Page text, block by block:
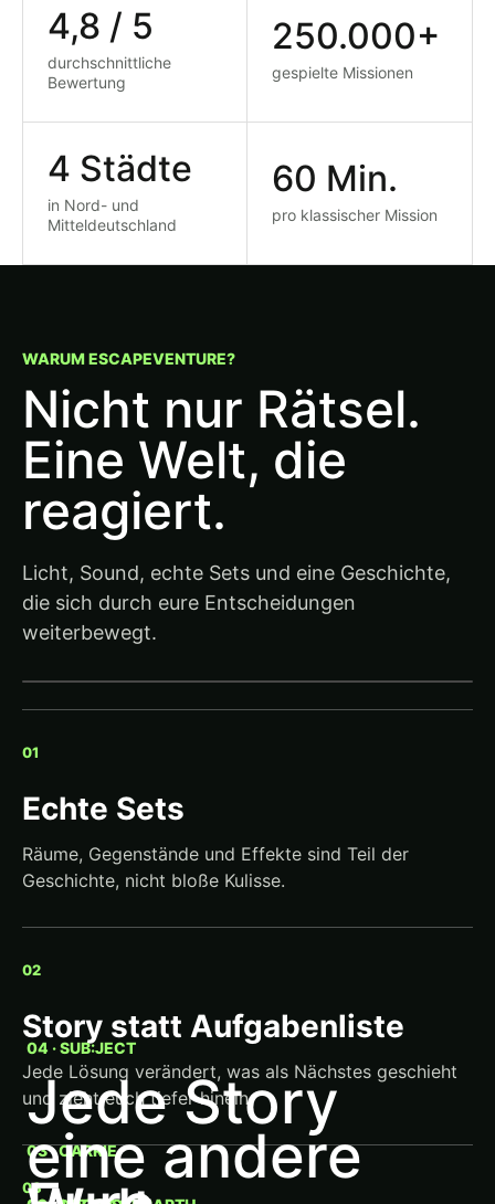
4,8 / 5
durchschnittliche
Bewertung
250.000+
gespielte Missionen
4 Städte
in Nord- und
Mitteldeutschland
60 Min.
pro klassischer Mission
WARUM ESCAPEVENTURE?
Nicht nur Rätsel.
Eine Welt, die
reagiert.
Licht, Sound, echte Sets und eine Geschichte,
die sich durch eure Entscheidungen
weiterbewegt.
▶
01
Echte Sets
Räume, Gegenstände und Effekte sind Teil der
Geschichte, nicht bloße Kulisse.
02
Story statt Aufgabenliste
Jede Lösung verändert, was als Nächstes geschieht
und zieht euch tiefer hinein.
03
03 · CARRIE
04 · SUB:JECT
Jede Story
eine andere